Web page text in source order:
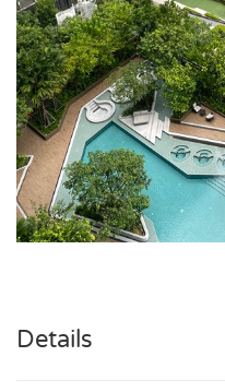
Details